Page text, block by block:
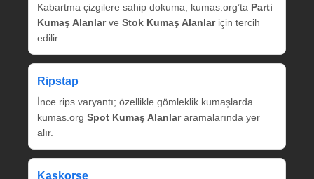
Kabartma çizgilere sahip dokuma; kumas.org’ta Parti
Kumaş Alanlarve Stok Kumaş Alanlariçin tercih
edilir.
Ripstap
İnce rips varyantı; özellikle gömleklik kumaşlarda
kumas.org Spot Kumaş Alanlararamalarında yer
alır.
Kaşkorse